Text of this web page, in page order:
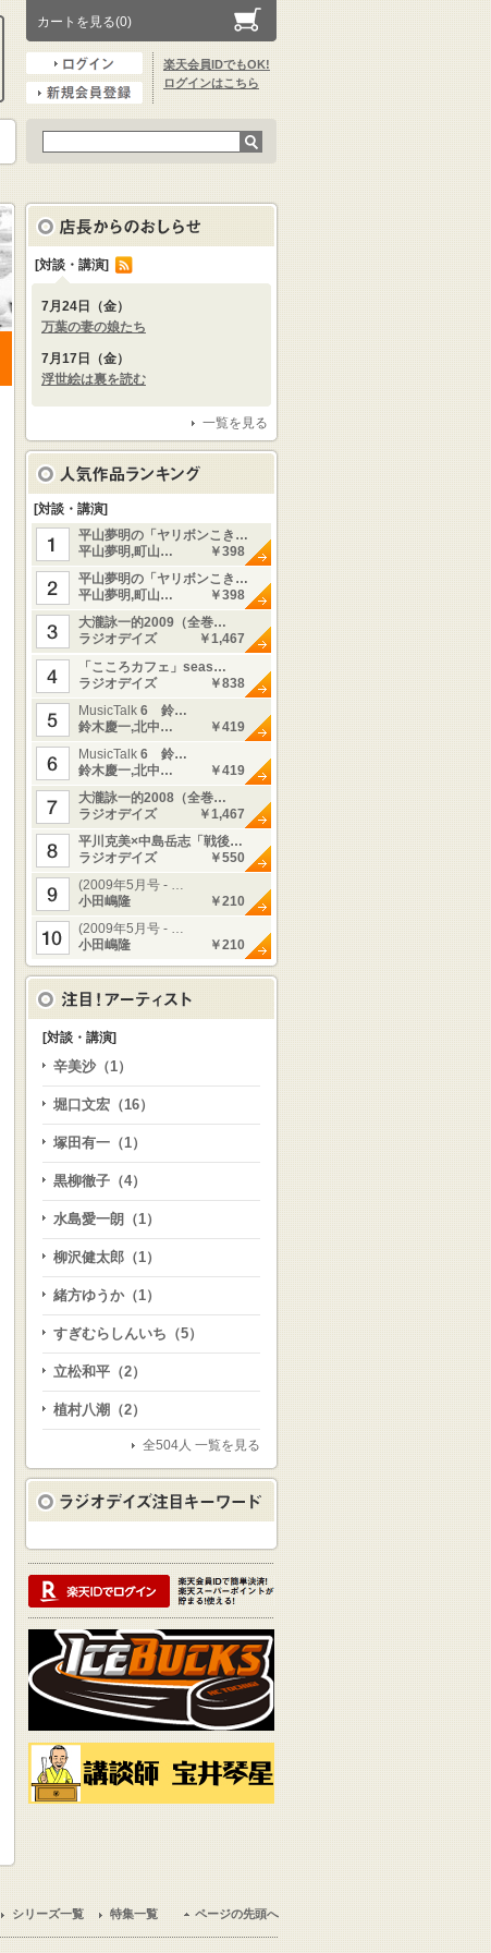
カートを見る(0)
楽天会員IDでもOK!
ログインはこちら
[対談・講演]
7月24日（金）
万葉の妻の娘たち
7月17日（金）
浮世絵は裏を読む
一覧を見る
[対談・講演]
平山夢明の「ヤリボンこき…
平山夢明,町山…
￥398
平山夢明の「ヤリボンこき…
平山夢明,町山…
￥398
大瀧詠一的2009（全巻…
ラジオデイズ
￥1,467
「こころカフェ」seas…
ラジオデイズ
￥838
MusicTalk 6 鈴…
鈴木慶一,北中…
￥419
MusicTalk 6 鈴…
鈴木慶一,北中…
￥419
大瀧詠一的2008（全巻…
ラジオデイズ
￥1,467
平川克美×中島岳志「戦後…
ラジオデイズ
￥550
(2009年5月号 - …
小田嶋隆
￥210
(2009年5月号 - …
小田嶋隆
￥210
[対談・講演]
辛美沙（1）
堀口文宏（16）
塚田有一（1）
黒柳徹子（4）
水島愛一朗（1）
柳沢健太郎（1）
緒方ゆうか（1）
すぎむらしんいち（5）
立松和平（2）
植村八潮（2）
全504人 一覧を見る
シリーズ一覧 特集一覧 ページの先頭へ